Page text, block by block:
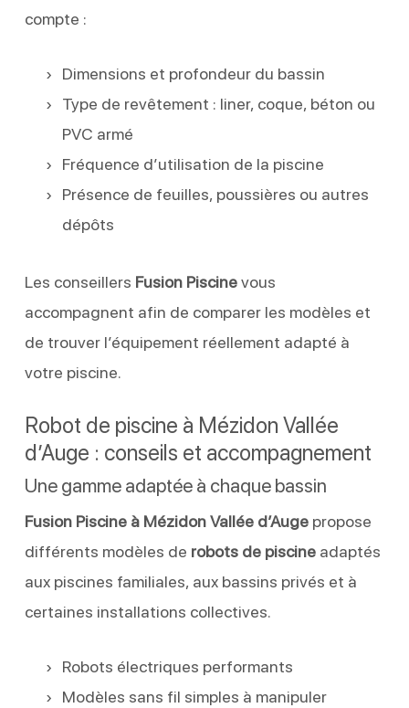
compte :
Dimensions et profondeur du bassin
Type de revêtement : liner, coque, béton ou
PVC armé
Fréquence d’utilisation de la piscine
Présence de feuilles, poussières ou autres
dépôts
Les conseillers Fusion Piscinevous
accompagnent afin de comparer les modèles et
de trouver l’équipement réellement adapté à
votre piscine.
Robot de piscine à Mézidon Vallée
d’Auge : conseils et accompagnement
Une gamme adaptée à chaque bassin
Fusion Piscine à Mézidon Vallée d’Augepropose
différents modèles de robots de piscineadaptés
aux piscines familiales, aux bassins privés et à
certaines installations collectives.
Robots électriques performants
Modèles sans fil simples à manipuler